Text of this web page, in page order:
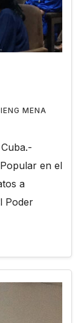
MENA
en el
a
Poder